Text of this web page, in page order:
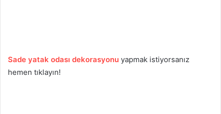
Sade yatak odası dekorasyonu yapmak istiyorsanız
hemen tıklayın!